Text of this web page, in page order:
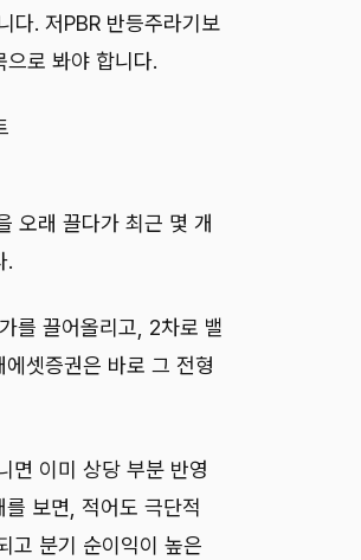
다. 저PBR 반등주라기보
로 봐야 합니다.
오래 끌다가 최근 몇 개
.
를 끌어올리고, 2차로 밸
셋증권은 바로 그 전형
면 이미 상당 부분 반영
보면, 적어도 극단적
고 분기 순이익이 높은